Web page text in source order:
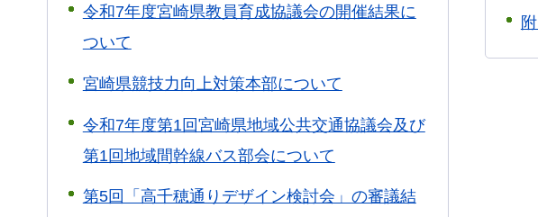
令和7年度宮崎県教員育成協議会の開催結果に
ついて
宮崎県競技力向上対策本部について
令和7年度第1回宮崎県地域公共交通協議会及び
第1回地域間幹線バス部会について
第5回「高千穂通りデザイン検討会」の審議結